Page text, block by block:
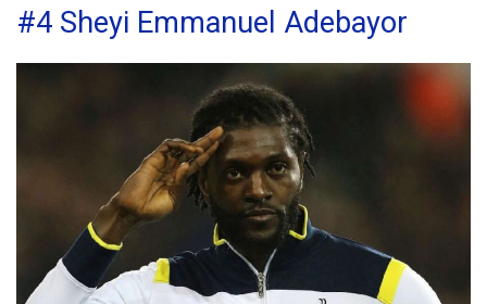
#4 Sheyi Emmanuel Adebayor